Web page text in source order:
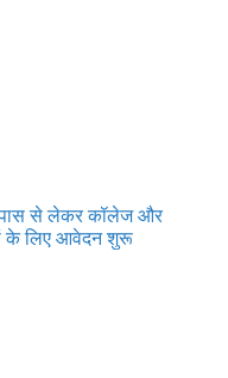
पास से लेकर कॉलेज और
के लिए आवेदन शुरू